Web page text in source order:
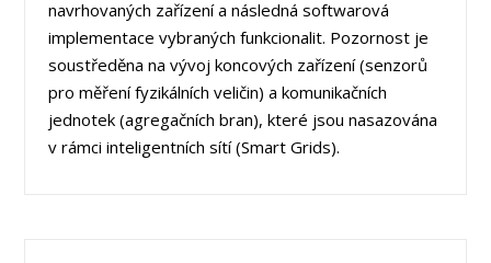
navrhovaných zařízení a následná softwarová
implementace vybraných funkcionalit. Pozornost je
soustředěna na vývoj koncových zařízení (senzorů
pro měření fyzikálních veličin) a komunikačních
jednotek (agregačních bran), které jsou nasazována
v rámci inteligentních sítí (Smart Grids).